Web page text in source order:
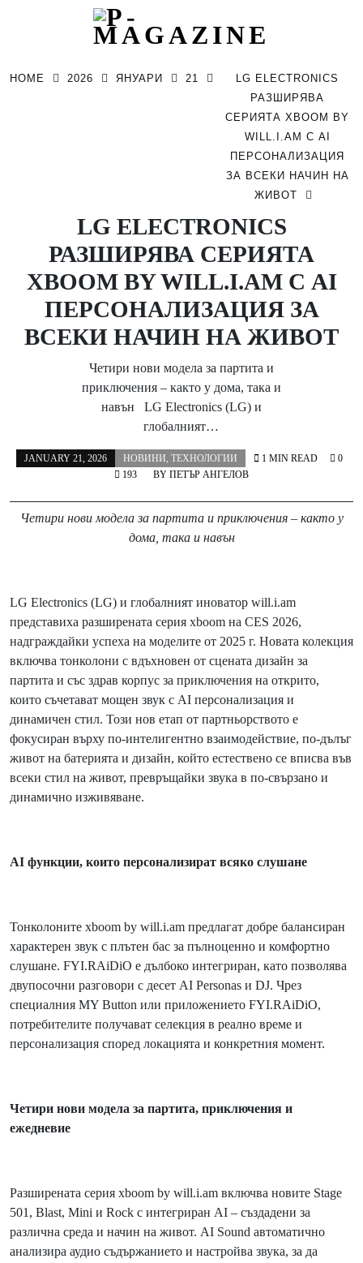
HOME 2026 ЯНУАРИ 21
LG ELECTRONICS
РАЗШИРЯВА
СЕРИЯТА XBOOM BY
WILL.I.AM С AI
ПЕРСОНАЛИЗАЦИЯ
ЗА ВСЕКИ НАЧИН НА
ЖИВОТ
LG ELECTRONICS
РАЗШИРЯВА СЕРИЯТА
XBOOM BY WILL.I.AM С AI
ПЕРСОНАЛИЗАЦИЯ ЗА
ВСЕКИ НАЧИН НА ЖИВОТ
Четири нови модела за партита и
приключения – както у дома, така и
навън LG Electronics (LG) и
глобалният…
JANUARY 21, 2026 НОВИНИ, ТЕХНОЛОГИИ
BY ПЕТЪР АНГЕЛОВ
1 MIN READ
0
193
Четири нови модела за партита и приключения – както у
дома, така и навън
LG Electronics (LG) и глобалният иноватор will.i.am
представиха разширената серия xboom на CES 2026,
надграждайки успеха на моделите от 2025 г. Новата колекция
включва тонколони с вдъхновен от сцената дизайн за
партита и със здрав корпус за приключения на открито,
които съчетават мощен звук с AI персонализация и
динамичен стил. Този нов етап от партньорството е
фокусиран върху по-интелигентно взаимодействие, по-дълъг
живот на батерията и дизайн, който естествено се вписва във
всеки стил на живот, превръщайки звука в по-свързано и
динамично изживяване.
AI функции, които персонализират всяко слушане
Тонколоните xboom by will.i.am предлагат добре балансиран
характерен звук с плътен бас за пълноценно и комфортно
слушане. FYI.RAiDiO е дълбоко интегриран, като позволява
двупосочни разговори с десет AI Personas и DJ. Чрез
специалния MY Button или приложението FYI.RAiDiO,
потребителите получават селекция в реално време и
персонализация според локацията и конкретния момент.
Четири нови модела за партита, приключения и
ежедневие
Разширената серия xboom by will.i.am включва новите Stage
501, Blast, Mini и Rock с интегриран AI – създадени за
различна среда и начин на живот. AI Sound автоматично
анализира аудио съдържанието и настройва звука, за да